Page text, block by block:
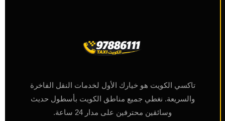
تاكسي الكويت هو خيارك الأول لخدمات النقل الفاخرة
والسريعة. نغطي جميع مناطق الكويت بأسطول حديث
وسائقين محترفين على مدار 24 ساعة.